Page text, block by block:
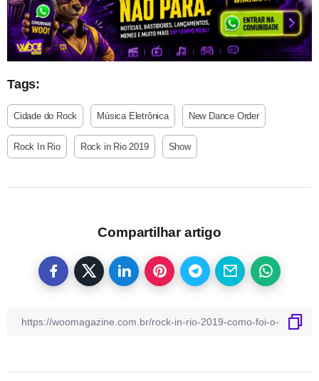
Tags:
Cidade do Rock Música Eletrônica New Dance Order
Rock In Rio Rock in Rio 2019 Show
Compartilhar artigo